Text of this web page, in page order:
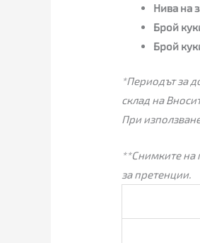
Нива на
Брой
Брой
*Периодът за
склад на
При
**Снимките на
за претенции.